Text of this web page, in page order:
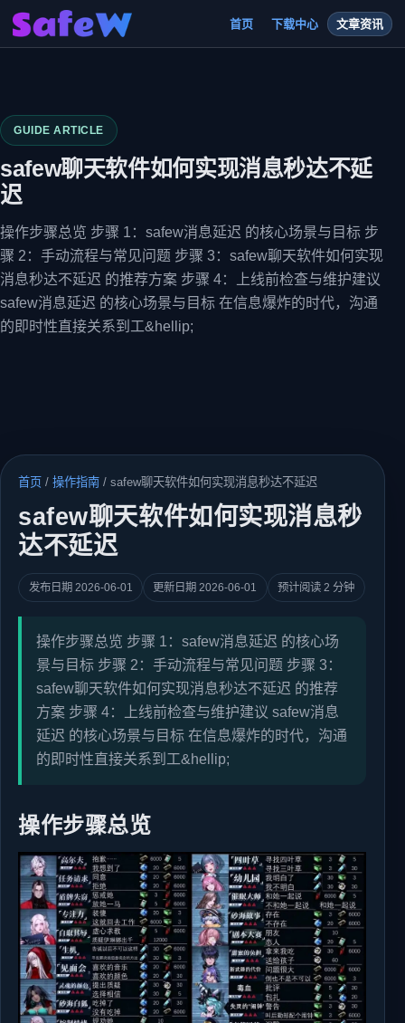
首页 下载中心 文章资讯
GUIDE ARTICLE
safew聊天软件如何实现消息秒达不延
迟
操作步骤总览 步骤 1：safew消息延迟 的核心场景与目标 步
骤 2：手动流程与常见问题 步骤 3：safew聊天软件如何实现
消息秒达不延迟 的推荐方案 步骤 4：上线前检查与维护建议
safew消息延迟 的核心场景与目标 在信息爆炸的时代，沟通
的即时性直接关系到工&hellip;
首页 /操作指南 /safew聊天软件如何实现消息秒达不延迟
safew聊天软件如何实现消息秒
达不延迟
发布日期 2026-06-01 更新日期 2026-06-01 预计阅读 2 分钟
操作步骤总览 步骤 1：safew消息延迟 的核心场
景与目标 步骤 2：手动流程与常见问题 步骤 3：
safew聊天软件如何实现消息秒达不延迟 的推荐
方案 步骤 4：上线前检查与维护建议 safew消息
延迟 的核心场景与目标 在信息爆炸的时代，沟通
的即时性直接关系到工&hellip;
操作步骤总览